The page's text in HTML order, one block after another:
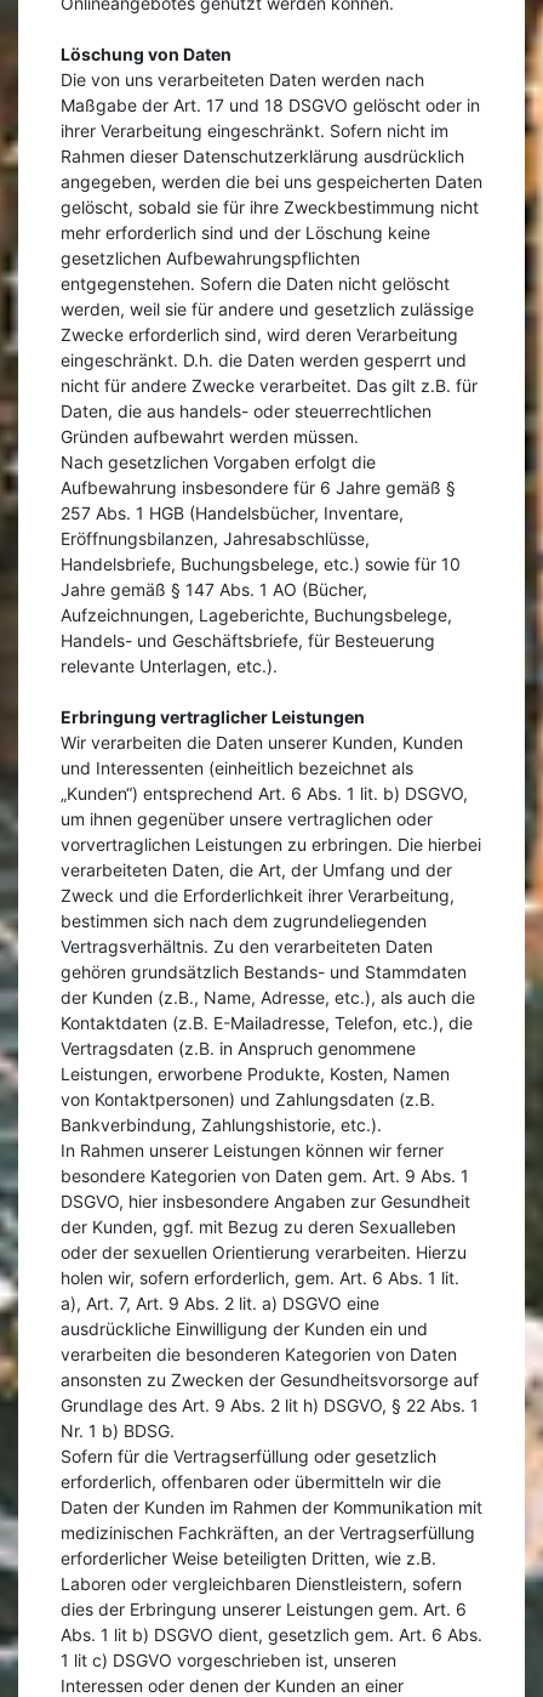
Löschung von Daten
Die von uns verarbeiteten Daten werden nach
Maßgabe der Art. 17 und 18 DSGVO gelöscht oder in
ihrer Verarbeitung eingeschränkt. Sofern nicht im
Rahmen dieser Datenschutzerklärung ausdrücklich
angegeben, werden die bei uns gespeicherten Daten
gelöscht, sobald sie für ihre Zweckbestimmung nicht
mehr erforderlich sind und der Löschung keine
gesetzlichen Aufbewahrungspflichten
entgegenstehen. Sofern die Daten nicht gelöscht
werden, weil sie für andere und gesetzlich zulässige
Zwecke erforderlich sind, wird deren Verarbeitung
eingeschränkt. D.h. die Daten werden gesperrt und
nicht für andere Zwecke verarbeitet. Das gilt z.B. für
Daten, die aus handels- oder steuerrechtlichen
Gründen aufbewahrt werden müssen.
Nach gesetzlichen Vorgaben erfolgt die
Aufbewahrung insbesondere für 6 Jahre gemäß §
257 Abs. 1 HGB (Handelsbücher, Inventare,
Eröffnungsbilanzen, Jahresabschlüsse,
Handelsbriefe, Buchungsbelege, etc.) sowie für 10
Jahre gemäß § 147 Abs. 1 AO (Bücher,
Aufzeichnungen, Lageberichte, Buchungsbelege,
Handels- und Geschäftsbriefe, für Besteuerung
relevante Unterlagen, etc.).
Erbringung vertraglicher Leistungen
Wir verarbeiten die Daten unserer Kunden, Kunden
und Interessenten (einheitlich bezeichnet als
„Kunden“) entsprechend Art. 6 Abs. 1 lit. b) DSGVO,
um ihnen gegenüber unsere vertraglichen oder
vorvertraglichen Leistungen zu erbringen. Die hierbei
verarbeiteten Daten, die Art, der Umfang und der
Zweck und die Erforderlichkeit ihrer Verarbeitung,
bestimmen sich nach dem zugrundeliegenden
Vertragsverhältnis. Zu den verarbeiteten Daten
gehören grundsätzlich Bestands- und Stammdaten
der Kunden (z.B., Name, Adresse, etc.), als auch die
Kontaktdaten (z.B. E-Mailadresse, Telefon, etc.), die
Vertragsdaten (z.B. in Anspruch genommene
Leistungen, erworbene Produkte, Kosten, Namen
von Kontaktpersonen) und Zahlungsdaten (z.B.
Bankverbindung, Zahlungshistorie, etc.).
In Rahmen unserer Leistungen können wir ferner
besondere Kategorien von Daten gem. Art. 9 Abs. 1
DSGVO, hier insbesondere Angaben zur Gesundheit
der Kunden, ggf. mit Bezug zu deren Sexualleben
oder der sexuellen Orientierung verarbeiten. Hierzu
holen wir, sofern erforderlich, gem. Art. 6 Abs. 1 lit.
a), Art. 7, Art. 9 Abs. 2 lit. a) DSGVO eine
ausdrückliche Einwilligung der Kunden ein und
verarbeiten die besonderen Kategorien von Daten
ansonsten zu Zwecken der Gesundheitsvorsorge auf
Grundlage des Art. 9 Abs. 2 lit h) DSGVO, § 22 Abs. 1
Nr. 1 b) BDSG.
Sofern für die Vertragserfüllung oder gesetzlich
erforderlich, offenbaren oder übermitteln wir die
Daten der Kunden im Rahmen der Kommunikation mit
medizinischen Fachkräften, an der Vertragserfüllung
erforderlicher Weise beteiligten Dritten, wie z.B.
Laboren oder vergleichbaren Dienstleistern, sofern
dies der Erbringung unserer Leistungen gem. Art. 6
Abs. 1 lit b) DSGVO dient, gesetzlich gem. Art. 6 Abs.
1 lit c) DSGVO vorgeschrieben ist, unseren
Interessen oder denen der Kunden an einer